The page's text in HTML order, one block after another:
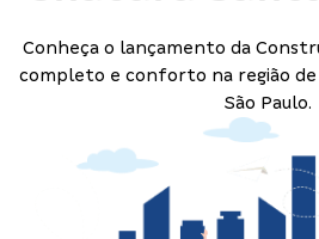
Conheça o lançamento da
completo e conforto na região de
São Paulo.